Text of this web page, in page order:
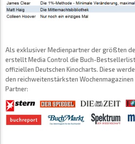
Als exklusiver Medienpartner der größten
erstellt Media Control die Buch-
offiziellen Deutschen Kinocharts. Diese
den reichweitenstärksten
Partner: